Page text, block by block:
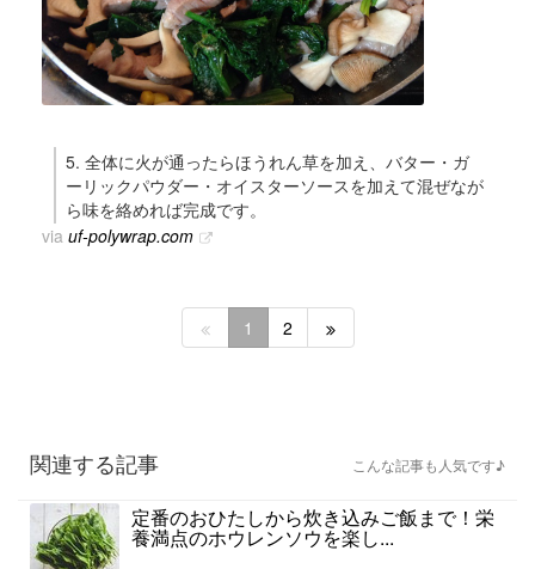
5. 全体に火が通ったらほうれん草を加え、バター・ガ
ーリックパウダー・オイスターソースを加えて混ぜなが
ら味を絡めれば完成です。
via uf-polywrap.com
1 2
関連する記事 こんな記事も人気です♪
定番のおひたしから炊き込みご飯まで！栄
養満点のホウレンソウを楽し...